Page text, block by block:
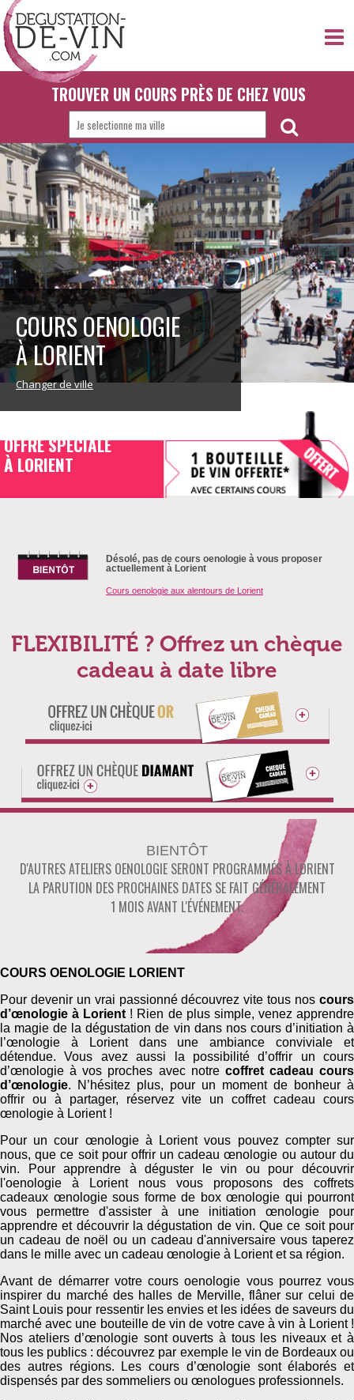
TROUVER UN COURS PRÈS DE CHEZ VOUS
COURS OENOLOGIE
À LORIENT
Changer de ville
OFFRE SPECIALE
À LORIENT
Désolé, pas de cours oenologie à vous proposer
actuellement à Lorient
Cours oenologie aux alentours de Lorient
FLEXIBILITÉ ? Offrez un chèque
cadeau à date libre
BIENTÔT
D'AUTRES ATELIERS OENOLOGIE SERONT PROGRAMMÉS À LORIENT
LA PARUTION DES PROCHAINES DATES SE FAIT GÉNÉRALEMENT
1 MOIS AVANT L'ÉVÉNEMENT.
COURS OENOLOGIE LORIENT
Pour devenir un vrai passionné découvrez vite tous nos cours
d’œnologie à Lorient ! Rien de plus simple, venez apprendre
la magie de la dégustation de vin dans nos cours d’initiation à
l’œnologie à Lorient dans une ambiance conviviale et
détendue. Vous avez aussi la possibilité d’offrir un cours
d’œnologie à vos proches avec notre coffret cadeau cours
d’œnologie. N’hésitez plus, pour un moment de bonheur à
offrir ou à partager, réservez vite un coffret cadeau cours
œnologie à Lorient !
Pour un cour œnologie à Lorient vous pouvez compter sur
nous, que ce soit pour offrir un cadeau œnologie ou autour du
vin. Pour apprendre à déguster le vin ou pour découvrir
l'oenologie à Lorient nous vous proposons des coffrets
cadeaux œnologie sous forme de box œnologie qui pourront
vous permettre d'assister à une initiation œnologie pour
apprendre et découvrir la dégustation de vin. Que ce soit pour
un cadeau de noël ou un cadeau d'anniversaire vous taperez
dans le mille avec un cadeau œnologie à Lorient et sa région.
Avant de démarrer votre cours oenologie vous pourrez vous
inspirer du marché des halles de Merville, flâner sur celui de
Saint Louis pour ressentir les envies et les idées de saveurs du
marché avec une bouteille de vin de votre cave à vin à Lorient !
Nos ateliers d’œnologie sont ouverts à tous les niveaux et à
tous les publics : découvrez par exemple le vin de Bordeaux ou
des autres régions. Les cours d’œnologie sont élaborés et
dispensés par des sommeliers ou œnologues professionnels.